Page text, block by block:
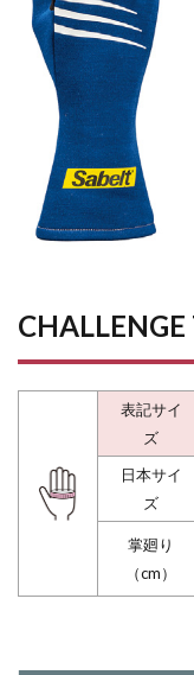
表記サイ
ズ
日本サイ
ズ
掌廻り
（cm）